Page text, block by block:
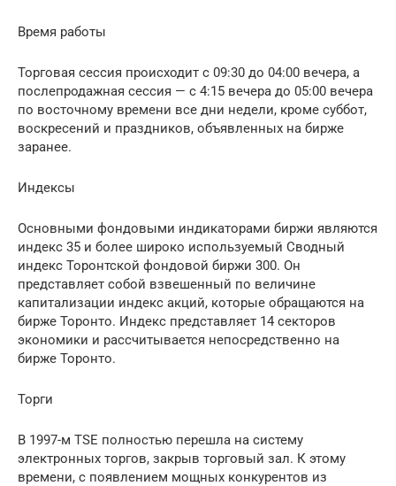
Время работы
Торговая сессия происходит с 09:30 до 04:00 вечера, а
послепродажная сессия — с 4:15 вечера до 05:00 вечера
по восточному времени все дни недели, кроме суббот,
воскресений и праздников, объявленных на бирже
заранее.
Индексы
Основными фондовыми индикаторами биржи являются
индекс 35 и более широко используемый Сводный
индекс Торонтской фондовой биржи 300. Он
представляет собой взвешенный по величине
капитализации индекс акций, которые обращаются на
бирже Торонто. Индекс представляет 14 секторов
экономики и рассчитывается непосредственно на
бирже Торонто.
Торги
В 1997-м TSE полностью перешла на систему
электронных торгов, закрыв торговый зал. К этому
времени, с появлением мощных конкурентов из